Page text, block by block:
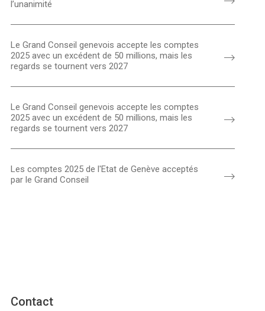
l’unanimité
Le Grand Conseil genevois accepte les comptes
2025 avec un excédent de 50 millions, mais les
regards se tournent vers 2027
Le Grand Conseil genevois accepte les comptes
2025 avec un excédent de 50 millions, mais les
regards se tournent vers 2027
Les comptes 2025 de l'Etat de Genève acceptés
par le Grand Conseil
Contact